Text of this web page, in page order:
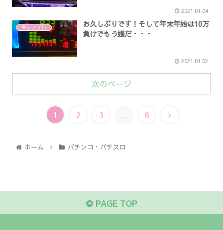
2021.01.04
ギャンブル
お久しぶりです！そして年末年始は10万
負けでもう嫌だ・・・
2021.01.02
次のページ
1 2 3 … 6
ホーム パチンコ・パチスロ
PAGE TOP